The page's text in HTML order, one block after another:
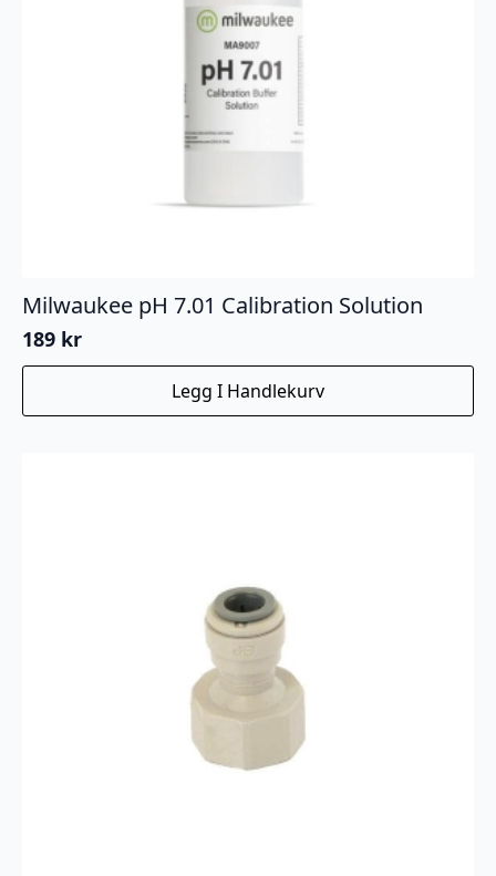
Milwaukee pH 7.01 Calibration Solution
189 kr
Legg I Handlekurv